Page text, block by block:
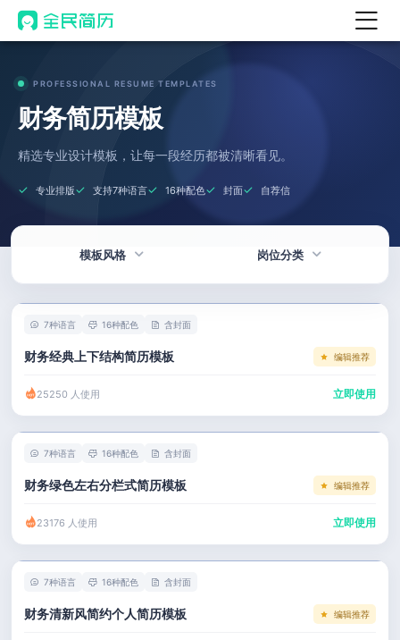
AI 生成简历
AI 优化简历
AI 翻译简历
AI 诊断简历
AI 模拟面试
AI 职场工具 New
简历模板
PROFESSIONAL RESUME TEMPLATES
财务简历模板
精选专业设计模板，让每一段经历都被清晰看见。
专业排版 支持7种语言 16种配色 封面 自荐信
模板风格
简洁
应届生
左右分栏
考研复试
岗位分类
产品 / 设计
金融 / 汽车
市场 / 运营
人事 / 行政
房产建筑
7种语言 16种配色 含封面
财务经典上下结构简历模板 编辑推荐
25250 人使用 立即使用
7种语言 16种配色 含封面
财务绿色左右分栏式简历模板 编辑推荐
23176 人使用 立即使用
7种语言 16种配色 含封面
财务清新风简约个人简历模板 编辑推荐